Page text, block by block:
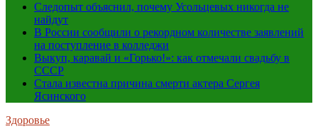
Следопыт объяснил, почему Усольцевых никогда не
найдут
В России сообщили о рекордном количестве заявлений
на поступление в колледжи
Выкуп, каравай и «Горько!»: как отмечали свадьбу в
СССР
Стала известна причина смерти актера Сергея
Ясинского
Здоровье